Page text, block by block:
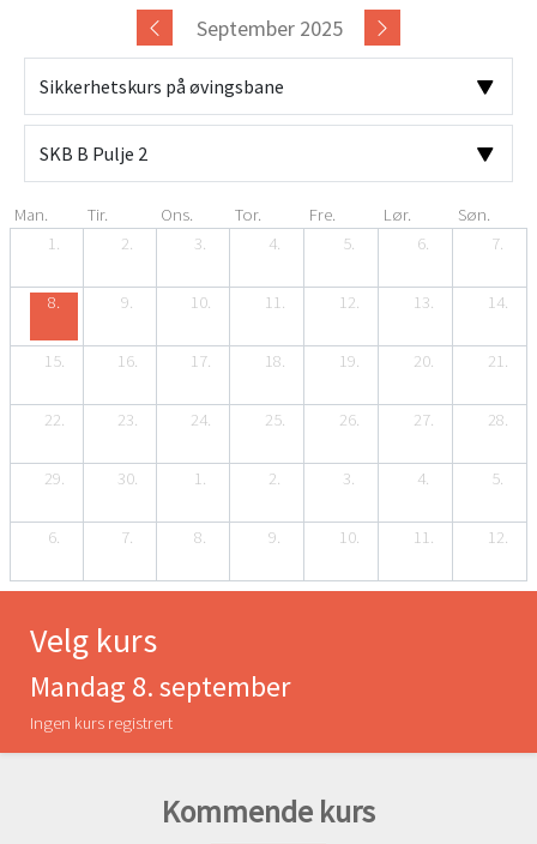
September 2025
Man. Tir. Ons. Tor. Fre. Lør.
Søn.
1.
2. 3. 4. 5. 6. 7.
8. 9. 10. 11. 12. 13. 14.
15. 16. 17. 18. 19. 20. 21.
22. 23. 24. 25. 26. 27. 28.
29. 30. 1. 2. 3. 4. 5.
6. 7. 8. 9. 10. 11. 12.
Velg kurs
Mandag 8. september
Ingen kurs registrert
Kommende kurs